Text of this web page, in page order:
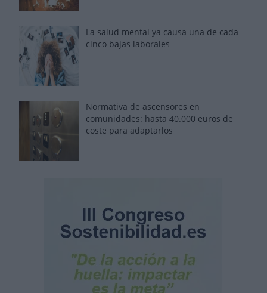
La salud mental ya causa una de cada
cinco bajas laborales
Normativa de ascensores en
comunidades: hasta 40.000 euros de
coste para adaptarlos